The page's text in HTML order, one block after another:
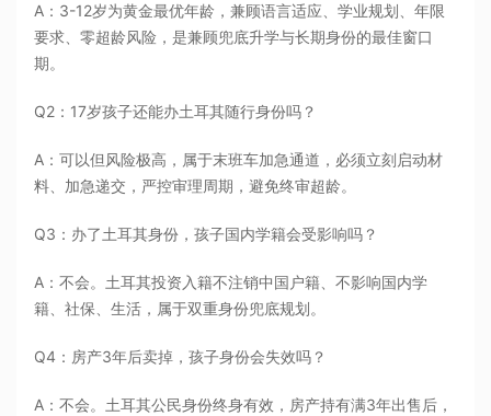
A：3-12岁为黄金最优年龄，兼顾语言适应、学业规划、年限
要求、零超龄风险，是兼顾兜底升学与长期身份的最佳窗口
期。
Q2：17岁孩子还能办土耳其随行身份吗？
A：可以但风险极高，属于末班车加急通道，必须立刻启动材
料、加急递交，严控审理周期，避免终审超龄。
Q3：办了土耳其身份，孩子国内学籍会受影响吗？
A：不会。土耳其投资入籍不注销中国户籍、不影响国内学
籍、社保、生活，属于双重身份兜底规划。
Q4：房产3年后卖掉，孩子身份会失效吗？
A：不会。土耳其公民身份终身有效，房产持有满3年出售后，